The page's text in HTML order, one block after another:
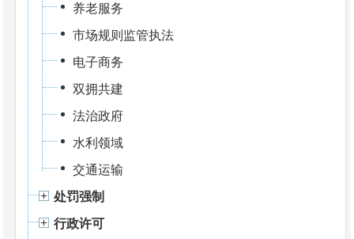
养老服务
市场规则监管执法
电子商务
双拥共建
法治政府
水利领域
交通运输
处罚强制
行政许可